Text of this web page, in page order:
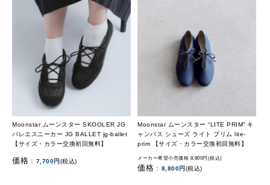
Moonstar ムーンスター SKOOLER JG
バレエスニーカー JG BALLET jg-ballet
【サイズ・カラー交換初回無料】
価格 : 7,700円(税込)
Moonstar ムーンスター “LITE PRIM” キ
ャンバス シューズ ライト プリム lite-
prim 【サイズ・カラー交換初回無料】
メーカー希望小売価格 8,800円(税込)
価格 : 8,800円(税込)